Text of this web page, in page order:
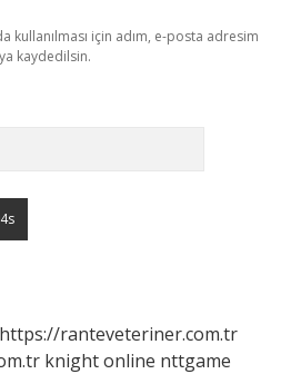
kullanılması için adım, e-posta adresim
kaydedilsin.
https://ranteveteriner.com.tr
knight online nttgame